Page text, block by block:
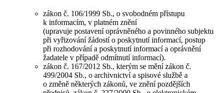
zákon č. 106/1999 Sb., o svobodném přístupu
k informacím, v platném znění
(upravuje postavení oprávněného a povinného subjektu
při vyřizování žádostí o poskytnutí informací, postup
při rozhodování a poskytnutí informací a oprávnění
žadatele v případě odmítnutí informací).
zákon č. 167/2012 Sb., kterým se mění zákon č.
499/2004 Sb., o archivnictví a spisové službě a
o změně některých zákonů, ve znění pozdějších